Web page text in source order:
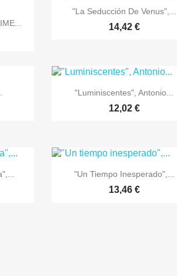
 Vista rápida
"La Seducción De Venus",...
14,42 €
 Vista rápida
"Luminiscentes", Antonio...
12,02 €
 Vista rápida
"Un Tiempo Inesperado",...
13,46 €